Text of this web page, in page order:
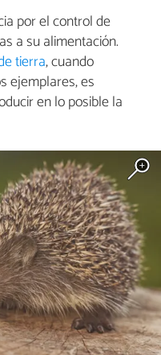
por el control de
a su alimentación.
tierra, cuando
ejemplares, es
en lo posible la